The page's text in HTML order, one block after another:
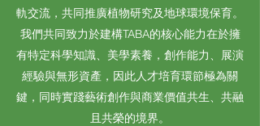
軌交流，共同推廣植物研究及地球環境保育。
我們共同致力於建構TABA的核心能力在於擁
有特定科學知識、美學素養，創作能力、展演
經驗與無形資產，因此人才培育環節極為關
鍵，同時實踐藝術創作與商業價值共生、共融
且共榮的境界。